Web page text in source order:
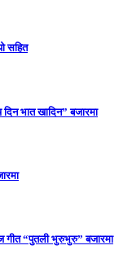
सहित
भात खादिन” बजारमा
गीत “पुतली भुरुभुरु” बजारमा